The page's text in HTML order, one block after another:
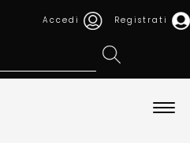
Accedi Registrati